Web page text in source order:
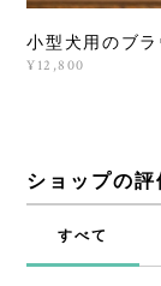
小型犬用のブ
¥12,800
ショップの評
すべて